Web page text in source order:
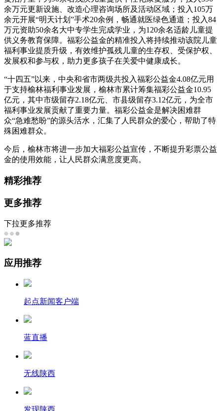
余万元更新设施、改造心理咨询场所及活动区域；投入105万
余元开展“明天计划”手术20余例，畅通就医绿色通道；投入84
万元资助50余名大中专学生完成学业，为120余名适龄儿童提
供义务教育保障。福彩公益金的精准投入将持续推动该院儿童
福利事业提质升级，有效维护孤残儿童的生存权、受保护权、
发展权和参与权，助力更多孩子在关爱中健康成长。
“十四五”以来，中央和省市两级共投入福彩公益金4.08亿元用
于支持榆林福利事业发展，榆林市累计筹集福彩公益金10.95
亿元，其中市级留存2.18亿元、市县级留存3.12亿元，为全市
福利事业发展贡献了重要力量。福彩公益金是解决困难群
众“急难愁盼”的源头活水，汇集了人民群众的爱心，帮助了特
殊困难群众。
今后，榆林市将进一步加大福彩公益宣传，不断提升彩票公益
金的使用效能，让人民群众满意度更高。
精彩推荐
更多推荐
下拉更多推荐
应用推荐
起点新闻客户端
蓝直播
无线陕西
发现陕西